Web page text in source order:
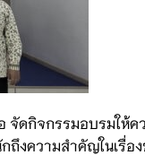
จกรรมอบรมให้คว
งความสำคัญในเรื่อ